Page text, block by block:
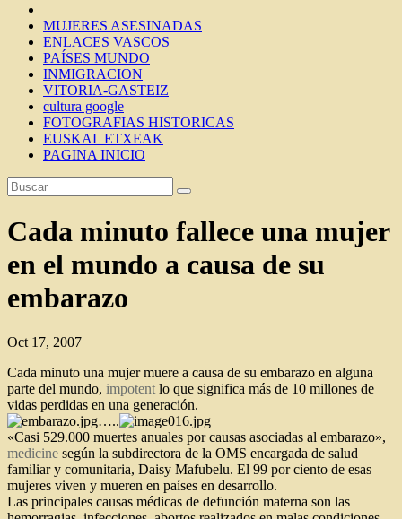
MUJERES ASESINADAS
ENLACES VASCOS
PAÍSES MUNDO
INMIGRACION
VITORIA-GASTEIZ
cultura google
FOTOGRAFIAS HISTORICAS
EUSKAL ETXEAK
PAGINA INICIO
Cada minuto fallece una mujer
en el mundo a causa de su
embarazo
Oct 17, 2007
Cada minuto una mujer muere a causa de su embarazo en alguna
parte del mundo, impotent lo que significa más de 10 millones de
vidas perdidas en una generación.
…..
«Casi 529.000 muertes anuales por causas asociadas al embarazo»,
medicine según la subdirectora de la OMS encargada de salud
familiar y comunitaria, Daisy Mafubelu. El 99 por ciento de esas
mujeres viven y mueren en países en desarrollo.
Las principales causas médicas de defunción materna son las